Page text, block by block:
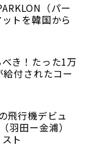
（パー
トを韓国から
き！たった1万
付されたコー
飛行機デビュ
羽田ー金浦）
ト